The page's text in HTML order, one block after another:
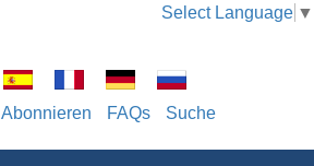
Select Language ▼
Abonnieren FAQs Suche